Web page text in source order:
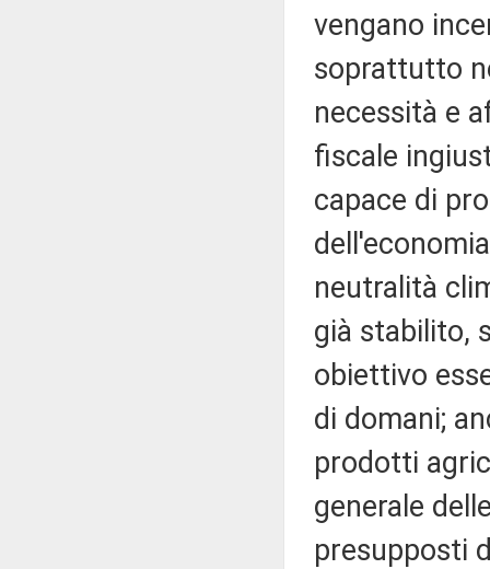
vengano
soprattutto
necessità e
fiscale
capace di
neutralità
già stabilito,
obiettivo
di domani;
prodotti
generale
presupposti